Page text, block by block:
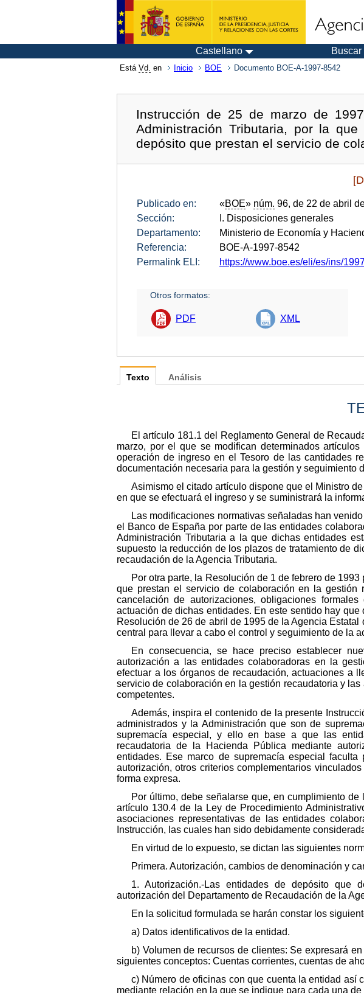
Castellano Buscar
Está Vd. en Inicio BOE Documento BOE-A-1997-8542
Instrucción de 25 de marzo de
Administración Tributaria, por la
depósito que prestan el servicio de
Publicado en: «BOE» núm. 96, de 22 de abril
Sección:
I. Disposiciones generales
Departamento:
Ministerio de Economía y
Referencia:
BOE-A-1997-8542
Permalink ELI:
https://www.boe.es/eli/es/ins/
Otros formatos:
PDF XML
Texto
El artículo 181.1 del Reglamento General de
marzo, por el que se modifican determinados
operación de ingreso en el Tesoro de las cantidades
documentación necesaria para la gestión y seguimiento
Asimismo el citado artículo dispone que el Ministro
en que se efectuará el ingreso y se suministrará la
Las modificaciones normativas señaladas han
el Banco de España por parte de las entidades
Administración Tributaria a la que dichas entidades
supuesto la reducción de los plazos de tratamiento de
recaudación de la Agencia Tributaria.
Por otra parte, la Resolución de 1 de febrero de
que prestan el servicio de colaboración en la
cancelación de autorizaciones, obligaciones
actuación de dichas entidades. En este sentido hay
Resolución de 26 de abril de 1995 de la Agencia
central para llevar a cabo el control y seguimiento de la
En consecuencia, se hace preciso establecer
autorización a las entidades colaboradoras en la
efectuar a los órganos de recaudación, actuaciones a
servicio de colaboración en la gestión recaudatoria y
competentes.
Además, inspira el contenido de la presente
administrados y la Administración que son de
supremacía especial, y ello en base a que las
recaudatoria de la Hacienda Pública mediante
entidades. Ese marco de supremacía especial
autorización, otros criterios complementarios
forma expresa.
Por último, debe señalarse que, en cumplimiento
artículo 130.4 de la Ley de Procedimiento
asociaciones representativas de las entidades
Instrucción, las cuales han sido debidamente
En virtud de lo expuesto, se dictan las siguientes
Primera. Autorización, cambios de denominación y
1. Autorización.-Las entidades de depósito que
autorización del Departamento de Recaudación de la
En la solicitud formulada se harán constar los
a) Datos identificativos de la entidad.
b) Volumen de recursos de clientes: Se expresará
siguientes conceptos: Cuentas corrientes, cuentas de
c) Número de oficinas con que cuenta la entidad así
mediante relación en la que se indique para cada una
Análisis